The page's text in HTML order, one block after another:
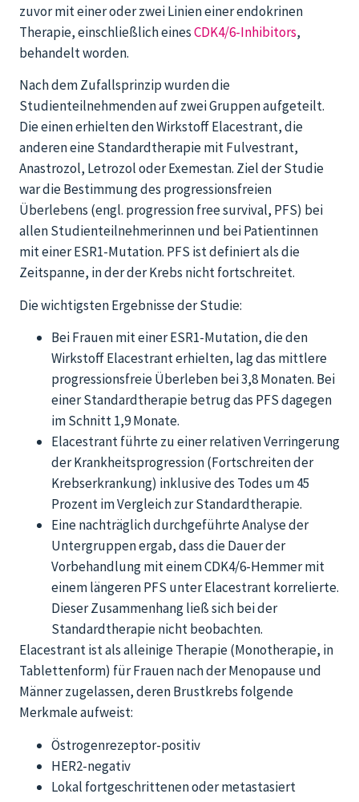
zuvor mit einer oder zwei Linien einer endokrinen
Therapie, einschließlich einesCDK4/6-Inhibitors,
behandelt worden.
Nach dem Zufallsprinzip wurden die
Studienteilnehmenden auf zwei Gruppen aufgeteilt.
Die einen erhielten den Wirkstoff Elacestrant, die
anderen eine Standardtherapie mit Fulvestrant,
Anastrozol, Letrozol oder Exemestan. Ziel der Studie
war die Bestimmung des progressionsfreien
Überlebens (engl. progression free survival, PFS) bei
allen Studienteilnehmerinnen und bei Patientinnen
mit einer ESR1-Mutation. PFS ist definiert als die
Zeitspanne, in der der Krebs nicht fortschreitet.
Die wichtigsten Ergebnisse der Studie:
Bei Frauen mit einer ESR1-Mutation, die den
Wirkstoff Elacestrant erhielten, lag das mittlere
progressionsfreie Überleben bei 3,8 Monaten. Bei
einer Standardtherapie betrug das PFS dagegen
im Schnitt 1,9 Monate.
Elacestrant führte zu einer relativen Verringerung
der Krankheitsprogression (Fortschreiten der
Krebserkrankung) inklusive des Todes um 45
Prozent im Vergleich zur Standardtherapie.
Eine nachträglich durchgeführte Analyse der
Untergruppen ergab, dass die Dauer der
Vorbehandlung mit einem CDK4/6-Hemmer mit
einem längeren PFS unter Elacestrant korrelierte.
Dieser Zusammenhang ließ sich bei der
Standardtherapie nicht beobachten.
Elacestrant ist als alleinige Therapie (Monotherapie, in
Tablettenform) für Frauen nach der Menopause und
Männer zugelassen, deren Brustkrebs folgende
Merkmale aufweist:
Östrogenrezeptor-positiv
HER2-negativ
Lokal fortgeschrittenen oder metastasiert